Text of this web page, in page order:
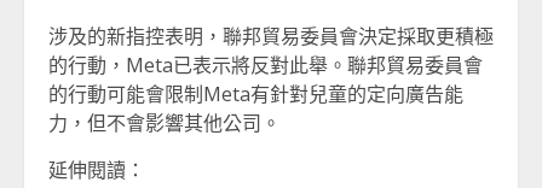
涉及的新指控表明，聯邦貿易委員會決定採取更積極
的行動，Meta已表示將反對此舉。聯邦貿易委員會
的行動可能會限制Meta有針對兒童的定向廣告能
力，但不會影響其他公司。
延伸閱讀：